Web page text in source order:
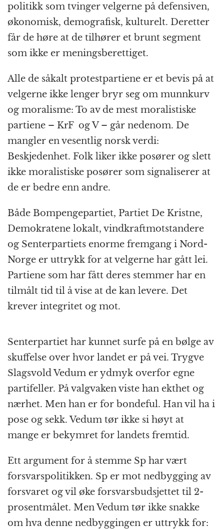
politikk som tvinger velgerne på defensiven,
økonomisk, demografisk, kulturelt. Deretter
får de høre at de tilhører et brunt segment
som ikke er meningsberettiget.
Alle de såkalt protestpartiene er et bevis på at
velgerne ikke lenger bryr seg om munnkurv
og moralisme: To av de mest moralistiske
partiene – KrF og V – går nedenom. De
mangler en vesentlig norsk verdi:
Beskjedenhet. Folk liker ikke posører og slett
ikke moralistiske posører som signaliserer at
de er bedre enn andre.
Både Bompengepartiet, Partiet De Kristne,
Demokratene lokalt, vindkraftmotstandere
og Senterpartiets enorme fremgang i Nord-
Norge er uttrykk for at velgerne har gått lei.
Partiene som har fått deres stemmer har en
tilmålt tid til å vise at de kan levere. Det
krever integritet og mot.
Senterpartiet har kunnet surfe på en bølge av
skuffelse over hvor landet er på vei. Trygve
Slagsvold Vedum er ydmyk overfor egne
partifeller. På valgvaken viste han ekthet og
nærhet. Men han er for bondeful. Han vil ha i
pose og sekk. Vedum tør ikke si høyt at
mange er bekymret for landets fremtid.
Ett argument for å stemme Sp har vært
forsvarspolitikken. Sp er mot nedbygging av
forsvaret og vil øke forsvarsbudsjettet til 2-
prosentmålet. Men Vedum tør ikke snakke
om hva denne nedbyggingen er uttrykk for: